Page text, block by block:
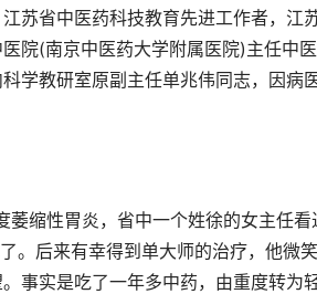
苏省中医药科技教育先进工作者，江
院(南京中医药大学附属医院)主任中
学教研室原副主任单兆伟同志，因病
萎缩性胃炎，省中一个姓徐的女主任
。后来有幸得到单大师的治疗，他微
事实是吃了一年多中药，由重度转为